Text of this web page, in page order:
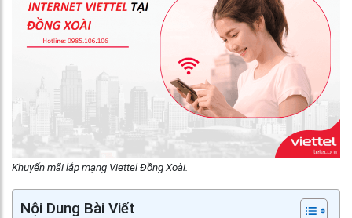
Khuyến mãi lắp mạng Viettel Đồng Xoài.
Nội Dung Bài Viết